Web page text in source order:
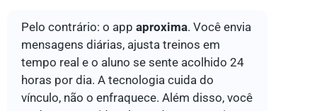
Pelo contrário: o app aproxima. Você envia
mensagens diárias, ajusta treinos em
tempo real e o aluno se sente acolhido 24
horas por dia. A tecnologia cuida do
vínculo, não o enfraquece. Além disso, você